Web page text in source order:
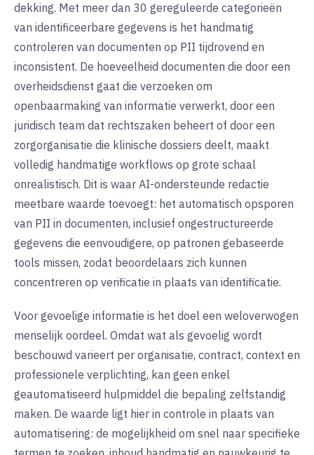
dekking. Met meer dan 30 gereguleerde categorieën
van identificeerbare gegevens is het handmatig
controleren van documenten op PII tijdrovend en
inconsistent. De hoeveelheid documenten die door een
overheidsdienst gaat die verzoeken om
openbaarmaking van informatie verwerkt, door een
juridisch team dat rechtszaken beheert of door een
zorgorganisatie die klinische dossiers deelt, maakt
volledig handmatige workflows op grote schaal
onrealistisch. Dit is waar AI-ondersteunde redactie
meetbare waarde toevoegt: het automatisch opsporen
van PII in documenten, inclusief ongestructureerde
gegevens die eenvoudigere, op patronen gebaseerde
tools missen, zodat beoordelaars zich kunnen
concentreren op verificatie in plaats van identificatie.
Voor gevoelige informatie is het doel een weloverwogen
menselijk oordeel. Omdat wat als gevoelig wordt
beschouwd varieert per organisatie, contract, context en
professionele verplichting, kan geen enkel
geautomatiseerd hulpmiddel die bepaling zelfstandig
maken. De waarde ligt hier in controle in plaats van
automatisering: de mogelijkheid om snel naar specifieke